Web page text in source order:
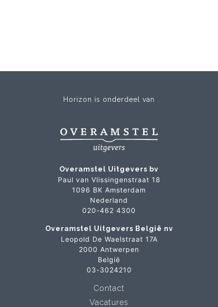
Horizon is onderdeel van
Overamstel Uitgevers bv
Paul van Vlissingenstraat 18
1096 BK Amsterdam
Nederland
020-462 4300
Overamstel Uitgevers België nv
Leopold De Waelstraat 17A
2000 Antwerpen
België
03-3024210
Contact
Vacatures